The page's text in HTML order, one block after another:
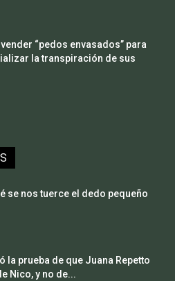
“pedos envasados” para
la transpiración de sus
se nos tuerce el dedo pequeño
la prueba de que Juana Repetto
Nico, y no de...